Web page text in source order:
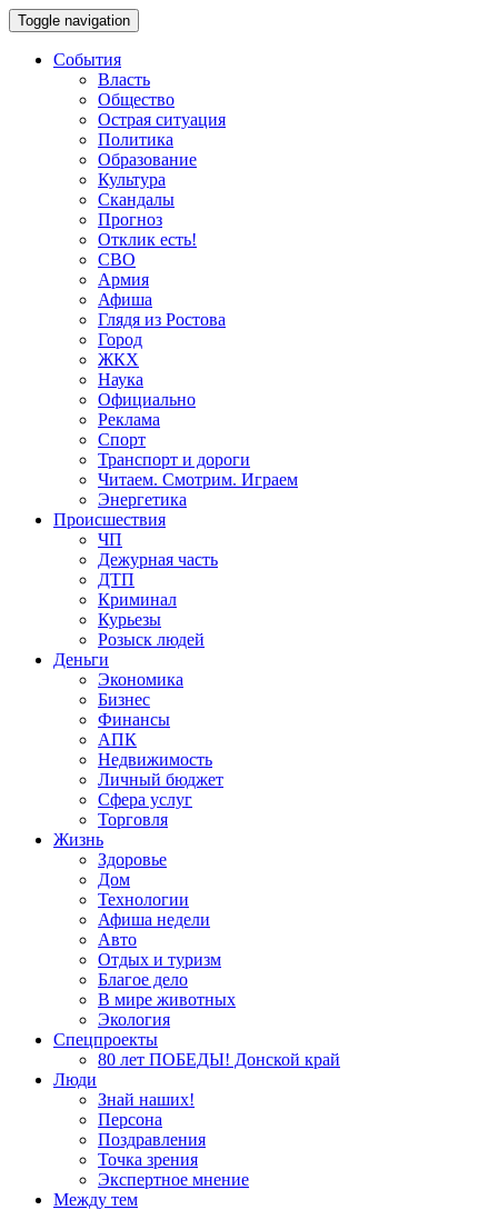
Toggle navigation
События
Власть
Общество
Острая ситуация
Политика
Образование
Культура
Скандалы
Прогноз
Отклик есть!
СВО
Армия
Афиша
Глядя из Ростова
Город
ЖКХ
Наука
Официально
Реклама
Спорт
Транспорт и дороги
Читаем. Смотрим. Играем
Энергетика
Происшествия
ЧП
Дежурная часть
ДТП
Криминал
Курьезы
Розыск людей
Деньги
Экономика
Бизнес
Финансы
АПК
Недвижимость
Личный бюджет
Сфера услуг
Торговля
Жизнь
Здоровье
Дом
Технологии
Афиша недели
Авто
Отдых и туризм
Благое дело
В мире животных
Экология
Спецпроекты
80 лет ПОБЕДЫ! Донской край
Люди
Знай наших!
Персона
Поздравления
Точка зрения
Экспертное мнение
Между тем